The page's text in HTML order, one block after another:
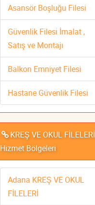
Asansör Boşluğu Filesi
Güvenlik Filesi İmalat ,
Satış ve Montajı
Balkon Emniyet Filesi
Hastane Güvenlik Filesi
KREŞ VE OKUL FİLELERİ
Hizmet Bölgeleri
Adana KREŞ VE OKUL
FİLELERİ